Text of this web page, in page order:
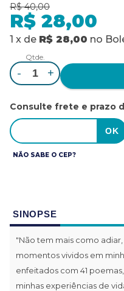
R$ 40,00
R$ 28,00
1 x de R$ 28,00 no
Qtde.
- +
Consulte frete e prazo
NÃO SABE O CEP?
SINOPSE
"Não tem mais como
momentos vividos em
enfeitados com 41
minhas experiências de